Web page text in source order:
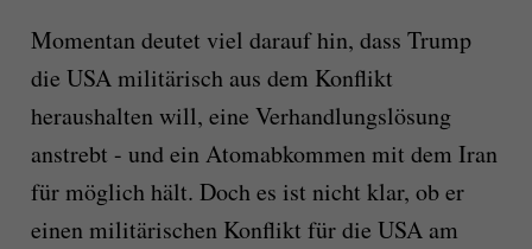
Momentan deutet viel darauf hin, dass Trump
die USA militärisch aus dem Konflikt
heraushalten will, eine Verhandlungslösung
anstrebt - und ein Atomabkommen mit dem Iran
für möglich hält. Doch es ist nicht klar, ob er
einen militärischen Konflikt für die USA am